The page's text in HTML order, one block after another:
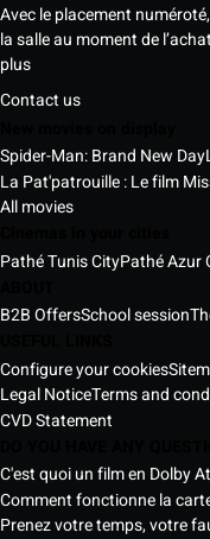
Avec le placement
la salle au moment de
plus
Contact us
Spider-Man: Brand New Day
La Pat'patrouille : Le film
All movies
Pathé Tunis CityPathé Azur
B2B OffersSchool session
Configure your cookies
Legal NoticeTerms and
CVD Statement
C'est quoi un film en Dolby
Comment fonctionne la
Prenez votre temps, votre